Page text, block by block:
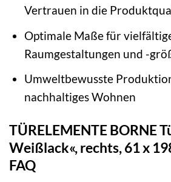
Vertrauen in die
Optimale Maße für
Raumgestaltungen und -
Umweltbewusste
nachhaltiges Wohnen
TÜRELEMENTE BORNE
Weißlack«, rechts, 61 x
FAQ